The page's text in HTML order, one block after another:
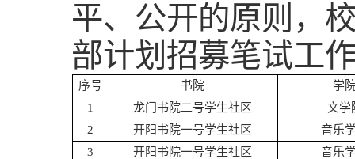
平、公开的原则，
部计划招募笔试工
序号 书院
学
1
龙门书院二号学生社区
文学
2
开阳书院一号学生社区
音乐
3
开阳书院一号学生社区
音乐